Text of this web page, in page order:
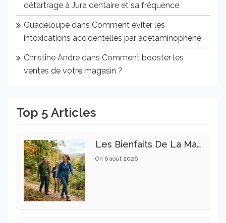
détartrage à Jura dentaire et sa fréquence
Guadeloupe dans Comment éviter les
intoxications accidentelles par acétaminophène
Christine Andre dans Comment booster les
ventes de votre magasin ?
Top 5 Articles
Les Bienfaits De La Marche Sur La Santé Physique Et Mentale
On 6 août 2026